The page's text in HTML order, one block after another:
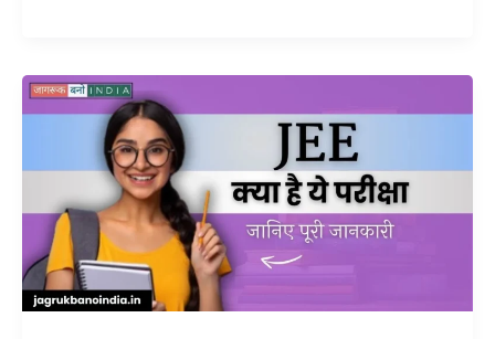
(JEE)
Joint
Entrance
क्या
है?
जानिए
पूरी